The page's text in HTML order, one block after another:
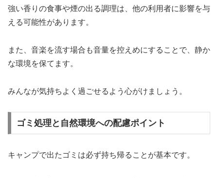
強い香りの食事や煙の出る調理は、他の利用者に影響を与
える可能性があります。
また、音楽を流す場合も音量を控えめにすることで、静か
な環境を保てます。
みんなが気持ちよく過ごせるよう心がけましょう。
ゴミ処理と自然環境への配慮ポイント
キャンプで出たゴミは必ず持ち帰ることが基本です。